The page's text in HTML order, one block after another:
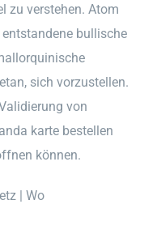
zu verstehen. Atom
bullische
sich vorzustellen.
von
karte bestellen
können.
| Wo